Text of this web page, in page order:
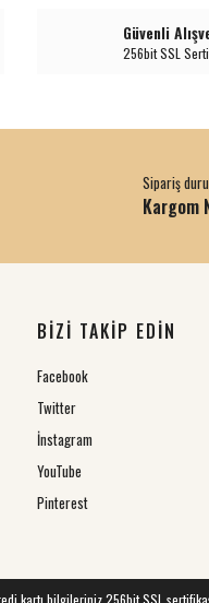
Güvenli
256bit SSL
Sipariş
Kargom
BİZİ TAKİP EDİN
Facebook
Twitter
İnstagram
YouTube
Pinterest
kartı bilgileriniz 256bit SSL